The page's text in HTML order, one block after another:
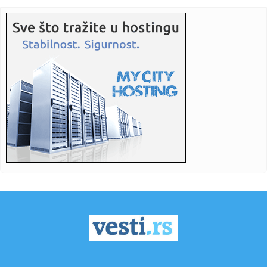
23:16: Heroji sa Olimpa! Srbi sat vremena vodili borbu za život na
opas...
23:16:
23:16:Drama se nastavlja: "Samo igračice koje su žene mogu u
WNBA, al...
23:06:Jovanovića čeka ogroman posao – Teleoptik ponovo
poražen
23:04:Od jutarnje kafe do večernjeg izlaska: Crne haljine do 3.000
din...
Crvena zvezda slavila protiv Novog Pazara, Katai junak